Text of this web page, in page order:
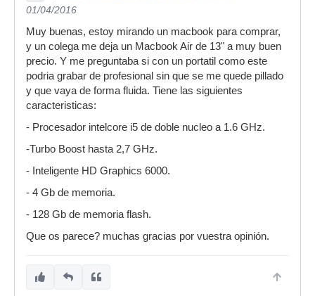
01/04/2016
Muy buenas, estoy mirando un macbook para comprar,
y un colega me deja un Macbook Air de 13" a muy buen
precio. Y me preguntaba si con un portatil como este
podria grabar de profesional sin que se me quede pillado
y que vaya de forma fluida. Tiene las siguientes
caracteristicas:
- Procesador intelcore i5 de doble nucleo a 1.6 GHz.
-Turbo Boost hasta 2,7 GHz.
- Inteligente HD Graphics 6000.
- 4 Gb de memoria.
- 128 Gb de memoria flash.
Que os parece? muchas gracias por vuestra opinión.